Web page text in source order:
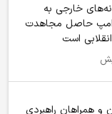
خارجی به
حاصل مجاهدت
است
و همراهان راهبردی